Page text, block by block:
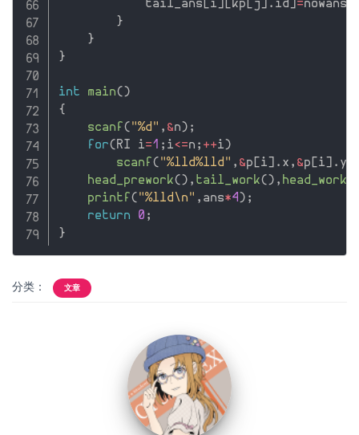
            tail_ans
[i] [kp [ j] . id] =nowans
}
}
}
int main()
{
scanf ( "%d" , &n) ;
for(RI i=1 ; i<=n ; ++i)
scanf ( "%lld%lld" , &p [i] . x , &p [i] . y
head_prework() , tail_work() , head_work
printf ( "%lld\n" , ans*4) ;
return
0 ;
}
分类： 文章